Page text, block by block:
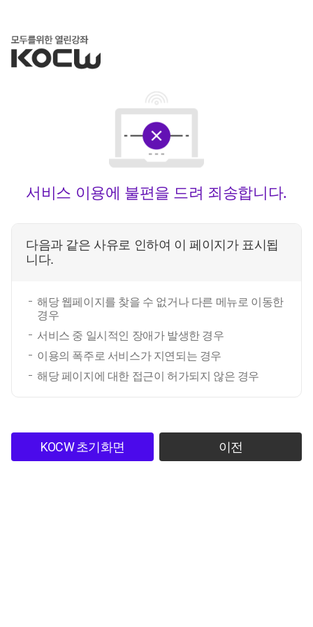
서비스 이용에 불편을 드려 죄송합니다.
다음과 같은 사유로 인하여 이 페이지가 표시됩
니다.
해당 웹페이지를 찾을 수 없거나 다른 메뉴로 이동한
경우
서비스 중 일시적인 장애가 발생한 경우
이용의 폭주로 서비스가 지연되는 경우
해당 페이지에 대한 접근이 허가되지 않은 경우
KOCW 초기화면 이전